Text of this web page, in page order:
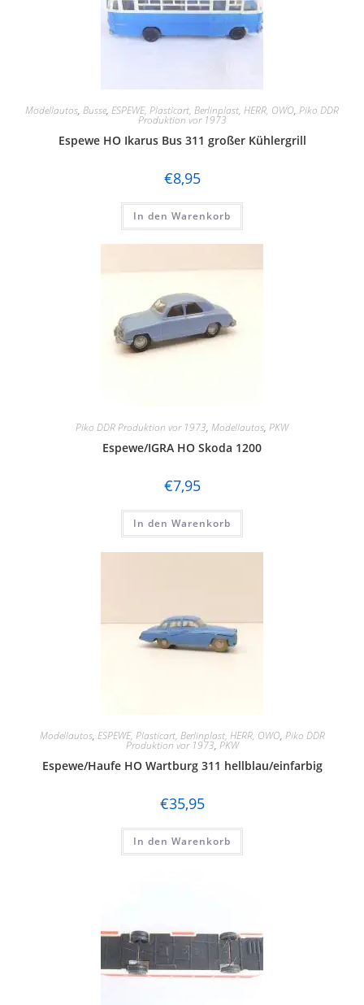
Modellautos, Busse, ESPEWE, Plasticart, Berlinplast, HERR, OWO, Piko DDR
Produktion vor 1973
Espewe HO Ikarus Bus 311 großer Kühlergrill
€8,95
In den Warenkorb
Piko DDR Produktion vor 1973, Modellautos, PKW
Espewe/IGRA HO Skoda 1200
€7,95
In den Warenkorb
Modellautos, ESPEWE, Plasticart, Berlinplast, HERR, OWO, Piko DDR
Produktion vor 1973, PKW
Espewe/Haufe HO Wartburg 311 hellblau/einfarbig
€35,95
In den Warenkorb